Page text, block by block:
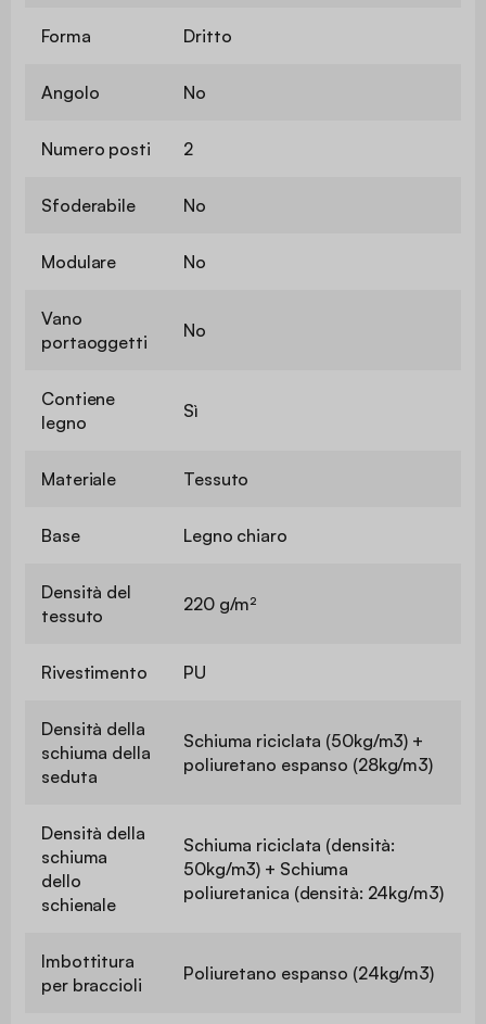
Forma Dritto
Angolo No
Numero posti 2
Sfoderabile No
Modulare No
Vano
portaoggetti
No
Contiene
legno
Sì
Materiale Tessuto
Base Legno chiaro
Densità del
tessuto
220 g/m²
Rivestimento PU
Densità della
schiuma della
seduta
Schiuma riciclata (50kg/m3) +
poliuretano espanso (28kg/m3)
Densità della
schiuma
dello
schienale
Schiuma riciclata (densità:
50kg/m3) + Schiuma
poliuretanica (densità: 24kg/m3)
Imbottitura
per braccioli
Poliuretano espanso (24kg/m3)